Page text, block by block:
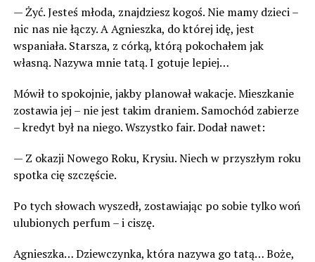
— Żyć. Jesteś młoda, znajdziesz kogoś. Nie mamy dzieci –
nic nas nie łączy. A Agnieszka, do której idę, jest
wspaniała. Starsza, z córką, którą pokochałem jak
własną. Nazywa mnie tatą. I gotuje lepiej…
Mówił to spokojnie, jakby planował wakacje. Mieszkanie
zostawia jej – nie jest takim draniem. Samochód zabierze
– kredyt był na niego. Wszystko fair. Dodał nawet:
— Z okazji Nowego Roku, Krysiu. Niech w przyszłym roku
spotka cię szczęście.
Po tych słowach wyszedł, zostawiając po sobie tylko woń
ulubionych perfum – i ciszę.
Agnieszka… Dziewczynka, która nazywa go tatą… Boże,